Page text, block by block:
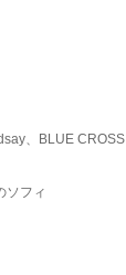
、BLUE CROSS
ソフィ